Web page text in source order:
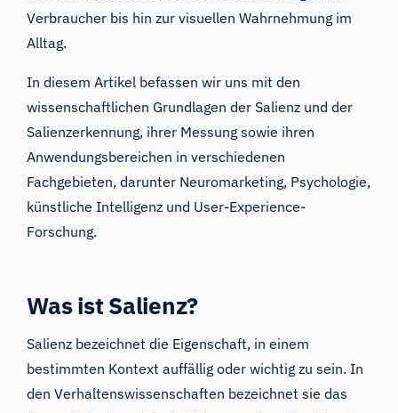
Verbraucher bis hin zur visuellen Wahrnehmung im
Alltag.
In diesem Artikel befassen wir uns mit den
wissenschaftlichen Grundlagen der Salienz und der
Salienzerkennung, ihrer Messung sowie ihren
Anwendungsbereichen in verschiedenen
Fachgebieten, darunter Neuromarketing, Psychologie,
künstliche Intelligenz und User-Experience-
Forschung.
Was ist Salienz?
Salienz bezeichnet die Eigenschaft, in einem
bestimmten Kontext auffällig oder wichtig zu sein. In
den Verhaltenswissenschaften bezeichnet sie das